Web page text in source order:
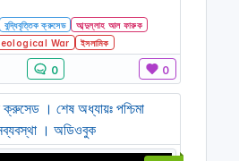
বুদ্ধিবৃত্তিক ক্রুসেড
আব্দুল্লাহ আল ফারুক
War
ইসলামিক
0 0
। শেষ অধ্যায়ঃ পশ্চিমা
। অডিওবুক